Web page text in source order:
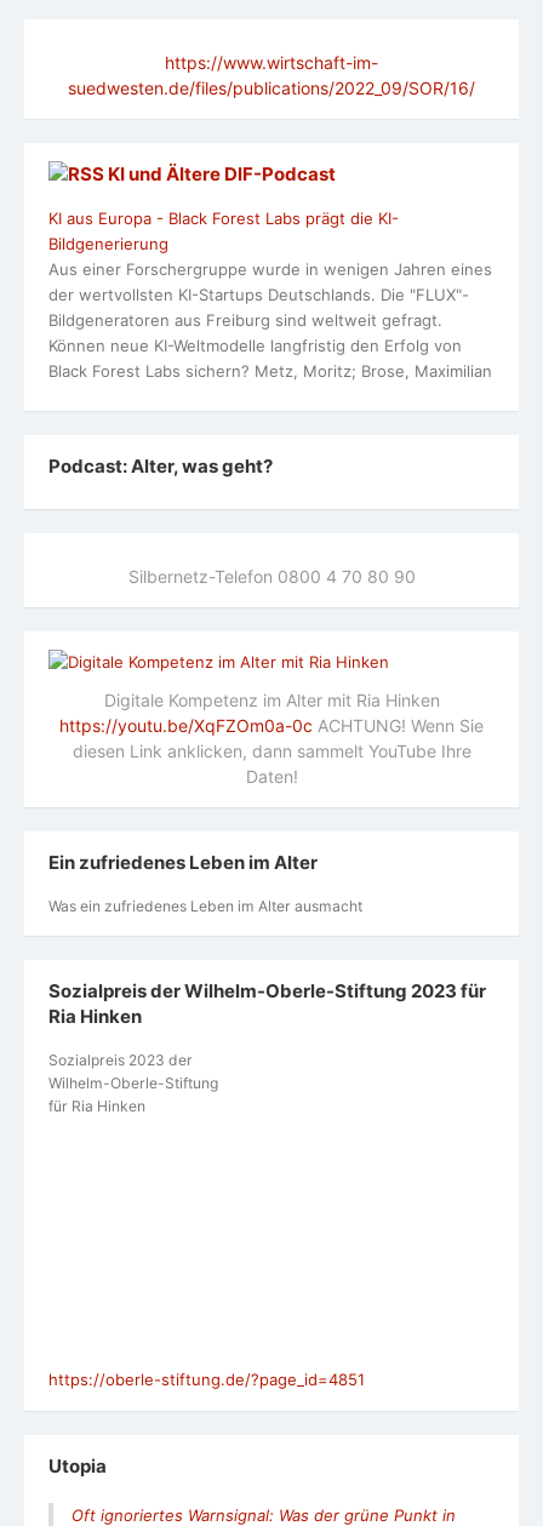
https://www.wirtschaft-im-
suedwesten.de/files/publications/2022_09/SOR/16/
KI und Ältere DlF-Podcast
KI aus Europa - Black Forest Labs prägt die KI-
Bildgenerierung
Aus einer Forschergruppe wurde in wenigen Jahren eines
der wertvollsten KI-Startups Deutschlands. Die "FLUX"-
Bildgeneratoren aus Freiburg sind weltweit gefragt.
Können neue KI-Weltmodelle langfristig den Erfolg von
Black Forest Labs sichern? Metz, Moritz; Brose, Maximilian
Podcast: Alter, was geht?
Silbernetz-Telefon 0800 4 70 80 90
Digitale Kompetenz im Alter mit Ria Hinken
https://youtu.be/XqFZOm0a-0c ACHTUNG! Wenn Sie
diesen Link anklicken, dann sammelt YouTube Ihre
Daten!
Ein zufriedenes Leben im Alter
Was ein zufriedenes Leben im Alter ausmacht
Sozialpreis der Wilhelm-Oberle-Stiftung 2023 für
Ria Hinken
Sozialpreis 2023 der
Wilhelm-Oberle-Stiftung
für Ria Hinken
https://oberle-stiftung.de/?page_id=4851
Utopia
Oft ignoriertes Warnsignal: Was der grüne Punkt in